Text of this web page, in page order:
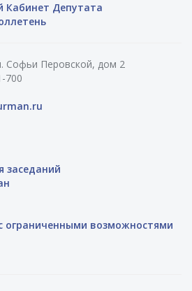
Кабинет Депутата
Софьи Перовской, дом 2
700
заседаний
ограниченными возможностями